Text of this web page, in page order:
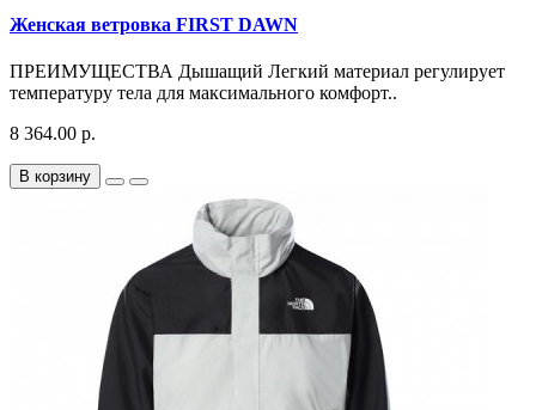
Женская ветровка FIRST DAWN
ПРЕИМУЩЕСТВА Дышащий Легкий материал регулирует
температуру тела для максимального комфорт..
8 364.00 р.
В корзину